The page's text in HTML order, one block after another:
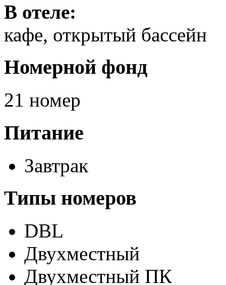
В отеле:
кафе, открытый бассейн
Номерной фонд
21 номер
Питание
Завтрак
Типы номеров
DBL
Двухместный
Двухместный ПК